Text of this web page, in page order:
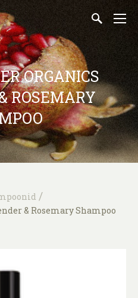
ORGANICS
ROSEMARY
/
& Rosemary Shampoo